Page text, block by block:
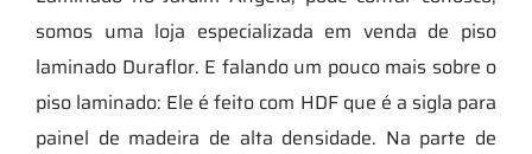
somos uma loja especializada em venda de piso
laminado Duraflor. E falando um pouco mais sobre o
piso laminado: Ele é feito com HDF que é a sigla para
painel de madeira de alta densidade. Na parte de